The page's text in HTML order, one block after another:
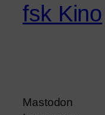
fsk Kino
Mastodon